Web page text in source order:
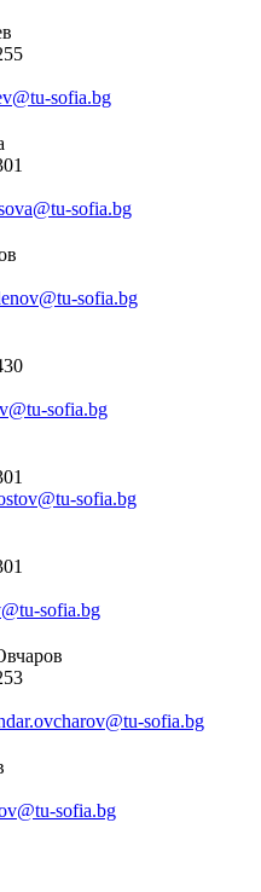
sofia.bg
sofia.bg
sofia.bg
sofia.bg
sofia.bg
sofia.bg
sofia.bg
sofia.bg